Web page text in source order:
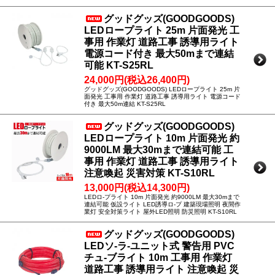
グッドグッズ(GOODGOODS)
LEDロープライト 25m 片面発光 工
事用 作業灯 道路工事 誘導用ライト
電源コード付き 最大50mまで連結
可能 KT-S25RL
24,000円(税込26,400円)
グッドグッズ(GOODGOODS) LEDロープライト 25m 片
面発光 工事用 作業灯 道路工事 誘導用ライト 電源コード
付き 最大50m連結 KT-S25RL
グッドグッズ(GOODGOODS)
LEDロープライト 10m 片面発光 約
9000LM 最大30mまで連結可能 工
事用 作業灯 道路工事 誘導用ライト
注意喚起 災害対策 KT-S10RL
13,000円(税込14,300円)
LEDロ-プライト 10m 片面発光 約9000LM 最大30mまで
連結可能 仮設ライト LED誘導ロ-プ 建築現場照明 夜間作
業灯 安全対策ライト 屋外LED照明 防災照明 KT-S10RL
グッドグッズ(GOODGOODS)
LEDソ-ラ-ユニット式 警告用 PVC
チュ-ブライト 10m 工事用 作業灯
道路工事 誘導用ライト 注意喚起 災